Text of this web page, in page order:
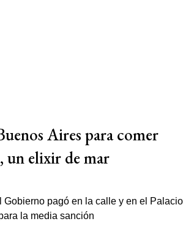
Aires para comer
un elixir de mar